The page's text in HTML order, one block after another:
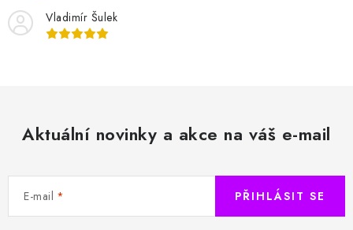
Vladimír Šulek
Aktuální novinky a akce na váš e-mail
E-mail PŘIHLÁSIT SE